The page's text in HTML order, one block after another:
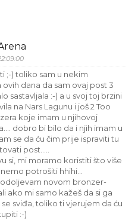
;-) toliko sam u nekim
dana da sam ovaj post 3
sastavljala :-) a u svoj toj brzini
na Nars Lagunu i još 2 Too
koje imam u njihovoj
dobro bi bilo da i njih imam u
se da ću čim prije ispraviti tu
post.....
si, mi moramo koristiti što više
potrošiti hhihi...
odoljevam novom bronzer-
ako mi samo kažeš da si ga
sviđa, toliko ti vjerujem da ću
:-)